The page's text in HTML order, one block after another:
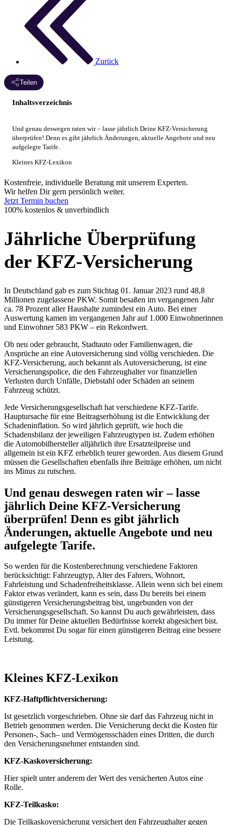
Zurück
Teilen
Inhaltsverzeichnis
Und genau deswegen raten wir – lasse jährlich Deine KFZ-Versicherung
überprüfen! Denn es gibt jährlich Änderungen, aktuelle Angebote und neu
aufgelegte Tarife.
Kleines KFZ-Lexikon
Kostenfreie, individuelle Beratung mit unserem Experten.
Wir helfen Dir gern persönlich weiter.
Jetzt Termin buchen
100% kostenlos & unverbindlich
Jährliche Überprüfung
der KFZ-Versicherung
In Deutschland gab es zum Stichtag 01. Januar 2023 rund 48,8
Millionen zugelassene PKW. Somit besaßen im vergangenen Jahr
ca. 78 Prozent aller Haushalte zumindest ein Auto. Bei einer
Auswertung kamen im vergangenen Jahr auf 1.000 Einwohnerinnen
und Einwohner 583 PKW – ein Rekordwert.
Ob neu oder gebraucht, Stadtauto oder Familienwagen, die
Ansprüche an eine Autoversicherung sind völlig verschieden. Die
KFZ-Versicherung, auch bekannt als Autoversicherung, ist eine
Versicherungspolice, die den Fahrzeughalter vor finanziellen
Verlusten durch Unfälle, Diebstahl oder Schäden an seinem
Fahrzeug schützt.
Jede Versicherungsgesellschaft hat verschiedene KFZ-Tarife.
Hauptursache für eine Beitragserhöhung ist die Entwicklung der
Schadeninflation. So wird jährlich geprüft, wie hoch die
Schadensbilanz der jeweiligen Fahrzeugtypen ist. Zudem erhöhen
die Automobilhersteller alljährlich ihre Ersatzteilpreise und
allgemein ist ein KFZ erheblich teurer geworden. Aus diesem Grund
müssen die Gesellschaften ebenfalls ihre Beiträge erhöhen, um nicht
ins Minus zu rutschen.
Und genau deswegen raten wir – lasse
jährlich Deine KFZ-Versicherung
überprüfen! Denn es gibt jährlich
Änderungen, aktuelle Angebote und neu
aufgelegte Tarife.
So werden für die Kostenberechnung verschiedene Faktoren
berücksichtigt: Fahrzeugtyp, Alter des Fahrers, Wohnort,
Fahrleistung und Schadenfreiheitsklasse. Allein wenn sich bei einem
Faktor etwas verändert, kann es sein, dass Du bereits bei einem
günstigeren Versicherungsbeitrag bist, ungebunden von der
Versicherungsgesellschaft. So kannst Du auch gewährleisten, dass
Du immer für Deine aktuellen Bedürfnisse korrekt abgesichert bist.
Evtl. bekommst Du sogar für einen günstigeren Beitrag eine bessere
Leistung.
Kleines KFZ-Lexikon
KFZ-Haftpflichtversicherung:
Ist gesetzlich vorgeschrieben. Ohne sie darf das Fahrzeug nicht in
Betrieb genommen werden. Die Versicherung deckt die Kosten für
Personen-, Sach– und Vermögensschäden eines Dritten, die durch
den Versicherungsnehmer entstanden sind.
KFZ-Kaskoversicherung:
Hier spielt unter anderem der Wert des versicherten Autos eine
Rolle.
KFZ-Teilkasko:
Die Teilkaskoversicherung versichert den Fahrzeughalter gegen